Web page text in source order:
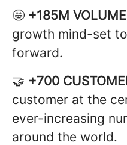
🤩 +185M
growth mind-set
forward.
🤝 +700
customer at the
ever-increasing
around the world.